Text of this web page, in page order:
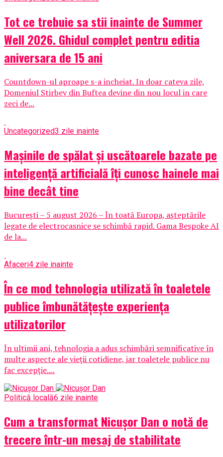
Tot ce trebuie sa stii inainte de Summer
Well 2026. Ghidul complet pentru editia
aniversara de 15 ani
Countdown-ul aproape s-a incheiat. In doar cateva zile,
Domeniul Stirbey din Buftea devine din nou locul in care
zeci de...
Uncategorized3 zile inainte
Mașinile de spălat și uscătoarele bazate pe
inteligență artificială îți cunosc hainele mai
bine decât tine
București – 5 august 2026 – În toată Europa, așteptările
legate de electrocasnice se schimbă rapid. Gama Bespoke AI
de la...
Afaceri4 zile inainte
În ce mod tehnologia utilizată în toaletele
publice îmbunătățește experiența
utilizatorilor
În ultimii ani, tehnologia a adus schimbări semnificative în
multe aspecte ale vieții cotidiene, iar toaletele publice nu
fac excepție....
Politică locală6 zile inainte
Cum a transformat Nicușor Dan o notă de
trecere într-un mesaj de stabilitate